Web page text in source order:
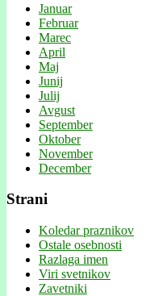
Januar
Februar
Marec
April
Maj
Junij
Julij
Avgust
September
Oktober
November
December
Strani
Koledar praznikov
Ostale osebnosti
Razlaga imen
Viri svetnikov
Zavetniki